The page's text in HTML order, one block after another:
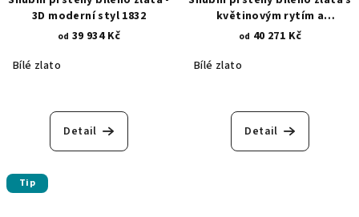
3D moderní styl 1832
od 39 934 Kč
Bílé zlato
Detail
květinovým rytím a
středovým zirkonem 1924
od 40 271 Kč
Bílé zlato
Detail
Tip